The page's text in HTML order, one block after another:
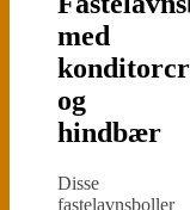
med
og
hindbær
Disse
fastelavnsboller